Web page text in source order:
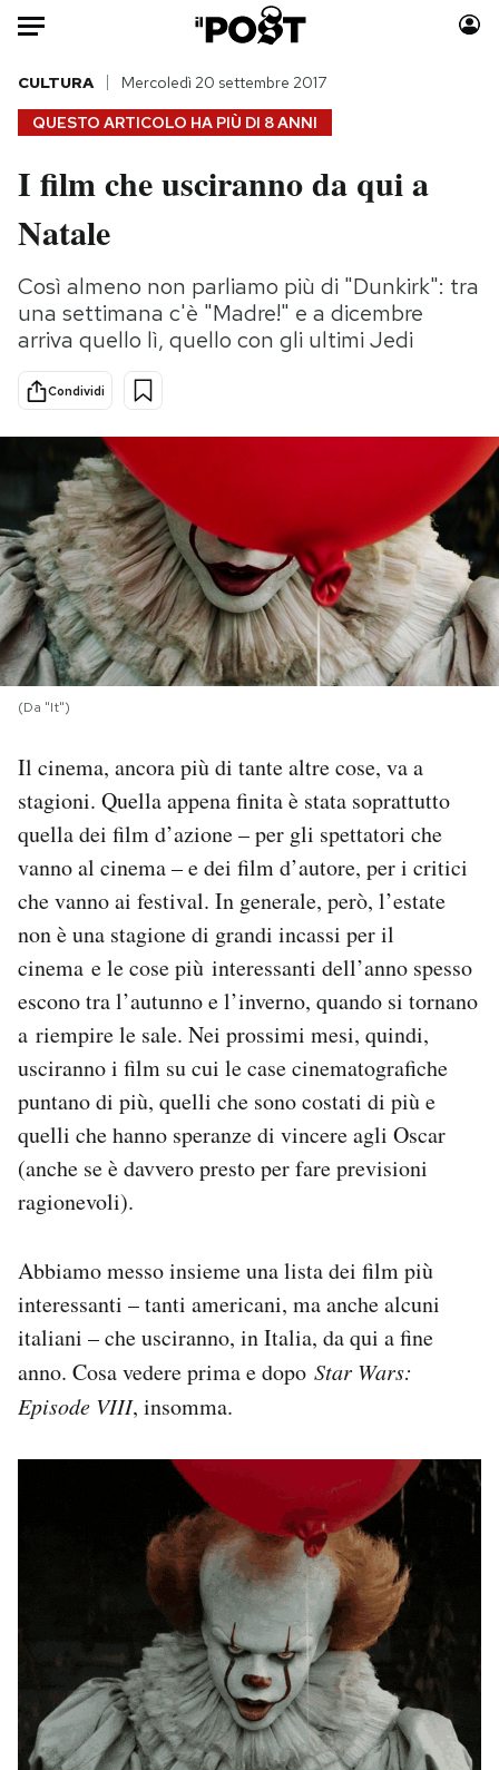
Auto
HOME
Italia
Politica
Tecnologia
Internet
Scienza
Cultura
Economia
Sport
Moda
Storie/Idee
Ok Boomer!
Media
PODCAST
NEWSLETTER
I MIEI PREFERITI
SHOP
CALENDARIO
AREA PERSONALE
Area Personale
Notifiche mobile
Regala il Post
Hai bisogno di aiuto?
Esci
QUESTO ARTICOLO HA PIÙ DI 8 ANNI
CULTURA Mercoledì 20 settembre 2017
I film che usciranno da qui a
Natale
Così almeno non parliamo più di "Dunkirk": tra
una settimana c'è "Madre!" e a dicembre
arriva quello lì, quello con gli ultimi Jedi
Condividi
(Da "It")
Il cinema, ancora più di tante altre cose, va a
stagioni. Quella appena finita è stata soprattutto
quella dei film d’azione – per gli spettatori che
vanno al cinema – e dei film d’autore, per i critici
che vanno ai festival. In generale, però, l’estate
non è una stagione di grandi incassi per il
cinema e le cose più interessanti dell’anno spesso
escono tra l’autunno e l’inverno, quando si tornano
a riempire le sale. Nei prossimi mesi, quindi,
usciranno i film su cui le case cinematografiche
puntano di più, quelli che sono costati di più e
quelli che hanno speranze di vincere agli Oscar
(anche se è davvero presto per fare previsioni
ragionevoli).
Abbiamo messo insieme una lista dei film più
interessanti – tanti americani, ma anche alcuni
italiani – che usciranno, in Italia, da qui a fine
anno. Cosa vedere prima e dopo Star Wars:
Episode VIII, insomma.